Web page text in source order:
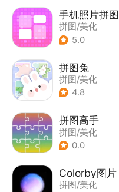
手机照片拼图
拼图/美化
5.0
拼图兔
拼图/美化
4.8
拼图高手
拼图/美化
0.0
Colorby图片
拼图/美化